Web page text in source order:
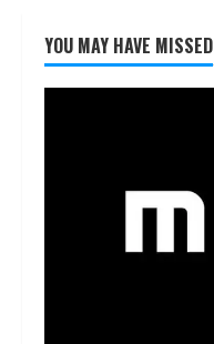
YOU MAY HAVE MISSED